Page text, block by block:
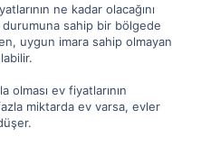
ne kadar olacağını
sahip bir bölgede
uygun imara sahip olmayan
olması ev fiyatlarının
miktarda ev varsa, evler